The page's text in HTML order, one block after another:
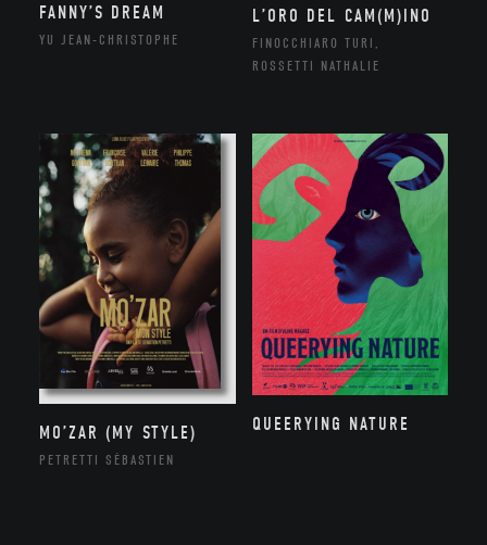
FANNY’S DREAM
YU JEAN-CHRISTOPHE
L’ORO DEL CAM(M)INO
FINOCCHIARO TURI,
ROSSETTI NATHALIE
MO’ZAR (MY STYLE)
PETRETTI SÉBASTIEN
QUEERYING NATURE